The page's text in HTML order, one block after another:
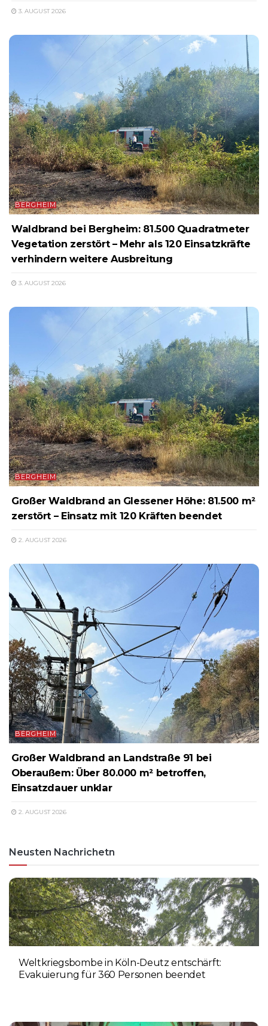
3. AUGUST 2026
BERGHEIM
Waldbrand bei Bergheim: 81.500 Quadratmeter
Vegetation zerstört – Mehr als 120 Einsatzkräfte
verhindern weitere Ausbreitung
3. AUGUST 2026
BERGHEIM
Großer Waldbrand an Glessener Höhe: 81.500 m²
zerstört – Einsatz mit 120 Kräften beendet
2. AUGUST 2026
BERGHEIM
Großer Waldbrand an Landstraße 91 bei
Oberaußem: Über 80.000 m² betroffen,
Einsatzdauer unklar
2. AUGUST 2026
Neusten Nachrichetn
Weltkriegsbombe in Köln-Deutz entschärft:
Evakuierung für 360 Personen beendet